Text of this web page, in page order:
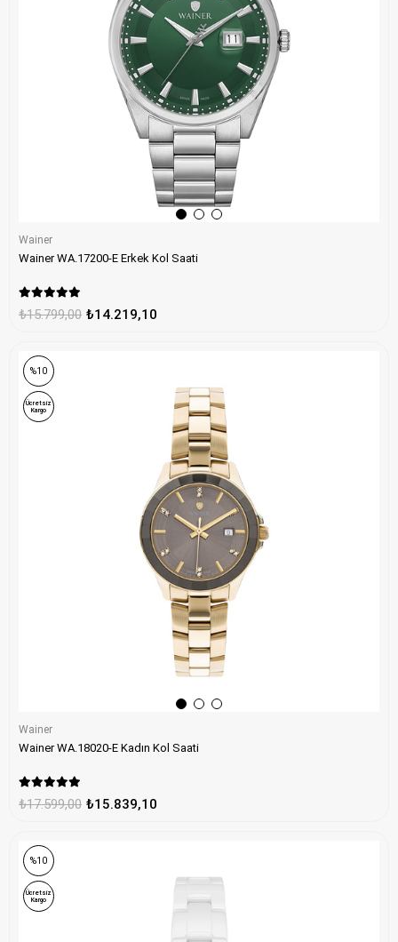
Wainer
Wainer WA.17200-E Erkek Kol Saati
₺14.219,10
₺15.799,00
Wainer
Wainer WA.18020-E Kadın Kol Saati
₺15.839,10
₺17.599,00
%10
Ücretsiz
Kargo
%10
Ücretsiz
Kargo